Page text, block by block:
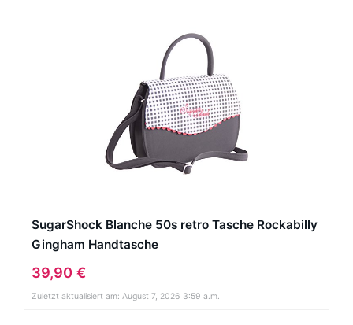
SugarShock Blanche 50s retro Tasche Rockabilly
Gingham Handtasche
39,90 €
Zuletzt aktualisiert am: August 7, 2026 3:59 a.m.